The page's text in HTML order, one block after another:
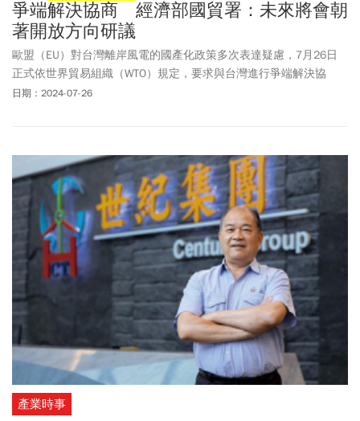
爭端解決協商 經濟部國貿署：未來將會朝
著開放方向研議
歐盟（EU）對台灣離岸風電的國產化政策多次表達疑慮，7月26日
正式依世界貿易組織（WTO）規定，要求與台灣進行爭端解決協
商，認為台灣對離岸風力發電招商案的國產化要求違反WTO規定。
言，國產化確實是造成區塊開發的所有專案停滯不前，以及CPPA
(Corporate Power Purchase Agreement，企業能源採購協議）價格
居高不下的主因之一。經濟部長郭智輝十分了解產業相關的困境，
上任後也積極想要解決，才會在日前的專訪中透露「朝著開放路線
走」。
日期：2024-07-26
產業時事